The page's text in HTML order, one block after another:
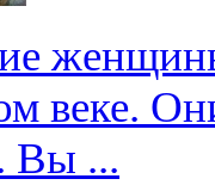
женщины
веке.
Вы ...